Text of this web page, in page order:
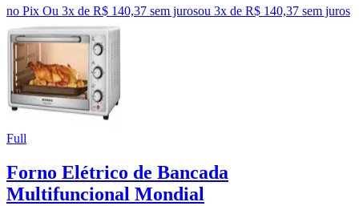
no Pix Ou 3x de R$ 140,37 sem jurosou 3x de R$ 140,37 sem juros
Full
Forno Elétrico de Bancada
Multifuncional Mondial